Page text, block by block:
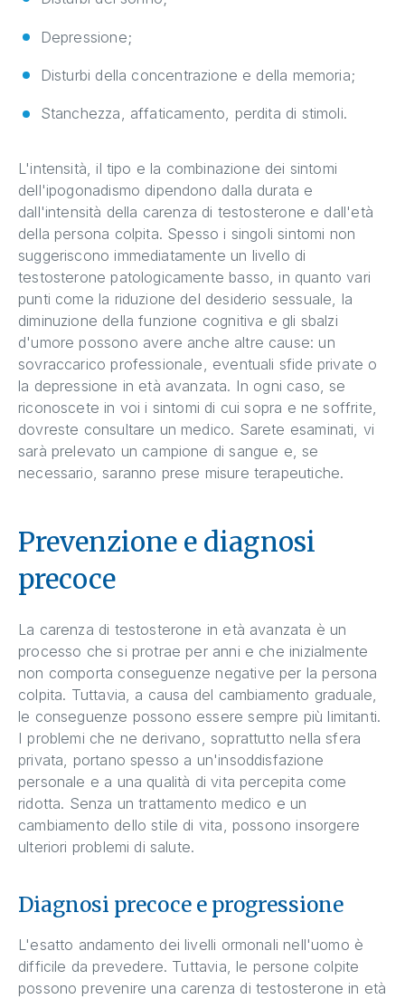
Depressione;
Disturbi della concentrazione e della memoria;
Stanchezza, affaticamento, perdita di stimoli.
L'intensità, il tipo e la combinazione dei sintomi
dell'ipogonadismo dipendono dalla durata e
dall'intensità della carenza di testosterone e dall'età
della persona colpita. Spesso i singoli sintomi non
suggeriscono immediatamente un livello di
testosterone patologicamente basso, in quanto vari
punti come la riduzione del desiderio sessuale, la
diminuzione della funzione cognitiva e gli sbalzi
d'umore possono avere anche altre cause: un
sovraccarico professionale, eventuali sfide private o
la depressione in età avanzata. In ogni caso, se
riconoscete in voi i sintomi di cui sopra e ne soffrite,
dovreste consultare un medico. Sarete esaminati, vi
sarà prelevato un campione di sangue e, se
necessario, saranno prese misure terapeutiche.
Prevenzione e diagnosi
precoce
La carenza di testosterone in età avanzata è un
processo che si protrae per anni e che inizialmente
non comporta conseguenze negative per la persona
colpita. Tuttavia, a causa del cambiamento graduale,
le conseguenze possono essere sempre più limitanti.
I problemi che ne derivano, soprattutto nella sfera
privata, portano spesso a un'insoddisfazione
personale e a una qualità di vita percepita come
ridotta. Senza un trattamento medico e un
cambiamento dello stile di vita, possono insorgere
ulteriori problemi di salute.
Diagnosi precoce e progressione
L'esatto andamento dei livelli ormonali nell'uomo è
difficile da prevedere. Tuttavia, le persone colpite
possono prevenire una carenza di testosterone in età